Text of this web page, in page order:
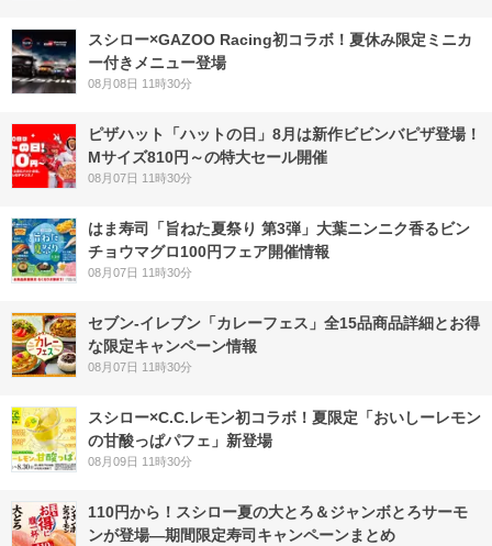
スシロー×GAZOO Racing初コラボ！夏休み限定ミニカ
ー付きメニュー登場
08月08日 11時30分
ピザハット「ハットの日」8月は新作ビビンバピザ登場！
Mサイズ810円～の特大セール開催
08月07日 11時30分
はま寿司「旨ねた夏祭り 第3弾」大葉ニンニク香るビン
チョウマグロ100円フェア開催情報
08月07日 11時30分
セブン‐イレブン「カレーフェス」全15品商品詳細とお得
な限定キャンペーン情報
08月07日 11時30分
スシロー×C.C.レモン初コラボ！夏限定「おいしーレモン
の甘酸っぱパフェ」新登場
08月09日 11時30分
110円から！スシロー夏の大とろ＆ジャンボとろサーモ
ンが登場―期間限定寿司キャンペーンまとめ